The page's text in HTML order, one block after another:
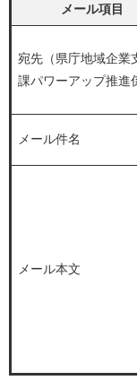
メール項目
宛先（県庁地域企業
課パワーアップ推進
メール件名
メール本文